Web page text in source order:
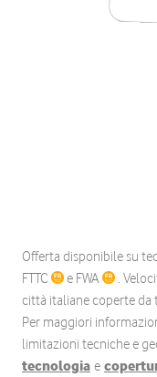
Offerta disponibile su
FTTC
e FWA
.
città italiane coperte da
Per maggiori
limitazioni tecniche e
tecnologia e